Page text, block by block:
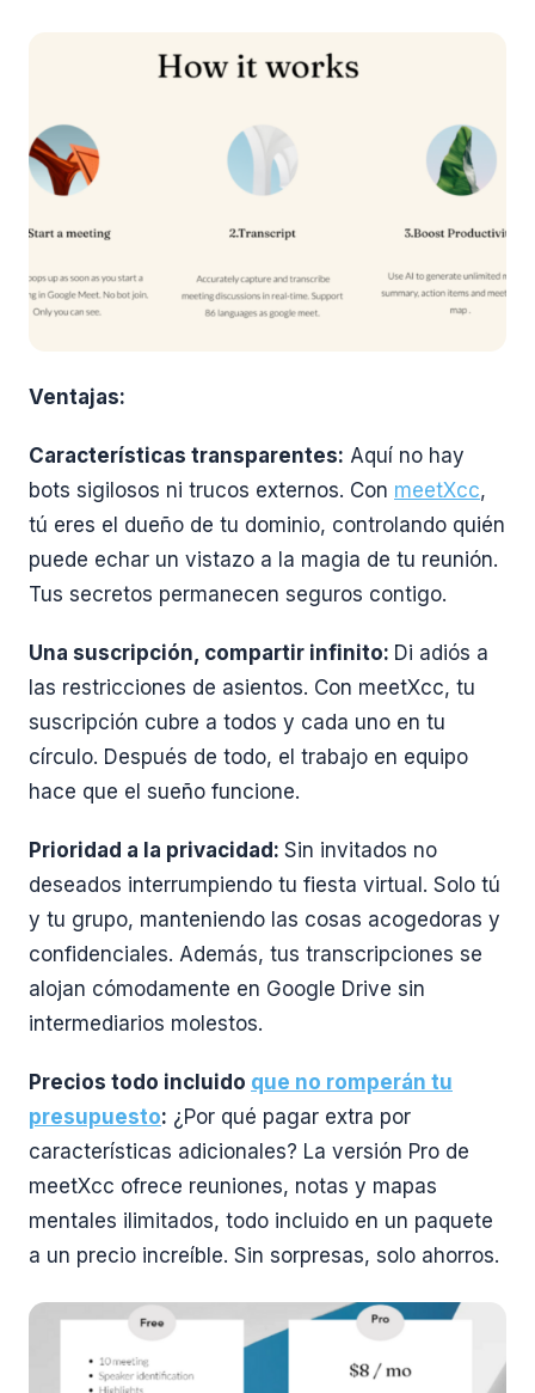
Ventajas:
Características transparentes: Aquí no hay
bots sigilosos ni trucos externos. Con meetXcc,
tú eres el dueño de tu dominio, controlando quién
puede echar un vistazo a la magia de tu reunión.
Tus secretos permanecen seguros contigo.
Una suscripción, compartir infinito: Di adiós a
las restricciones de asientos. Con meetXcc, tu
suscripción cubre a todos y cada uno en tu
círculo. Después de todo, el trabajo en equipo
hace que el sueño funcione.
Prioridad a la privacidad: Sin invitados no
deseados interrumpiendo tu fiesta virtual. Solo tú
y tu grupo, manteniendo las cosas acogedoras y
confidenciales. Además, tus transcripciones se
alojan cómodamente en Google Drive sin
intermediarios molestos.
Precios todo incluido que no romperán tu
presupuesto: ¿Por qué pagar extra por
características adicionales? La versión Pro de
meetXcc ofrece reuniones, notas y mapas
mentales ilimitados, todo incluido en un paquete
a un precio increíble. Sin sorpresas, solo ahorros.